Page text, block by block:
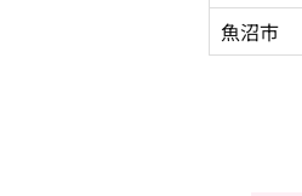
魚沼市